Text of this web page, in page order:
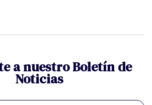
a nuestro Boletín de
Noticias